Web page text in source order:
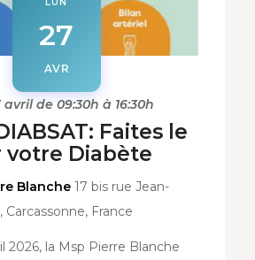
27
AVR
de 09:30h à 16:30h
Faites le
votre Diabète
Blanche17 bis rue Jean-
France
2026, la Msp Pierre Blanche